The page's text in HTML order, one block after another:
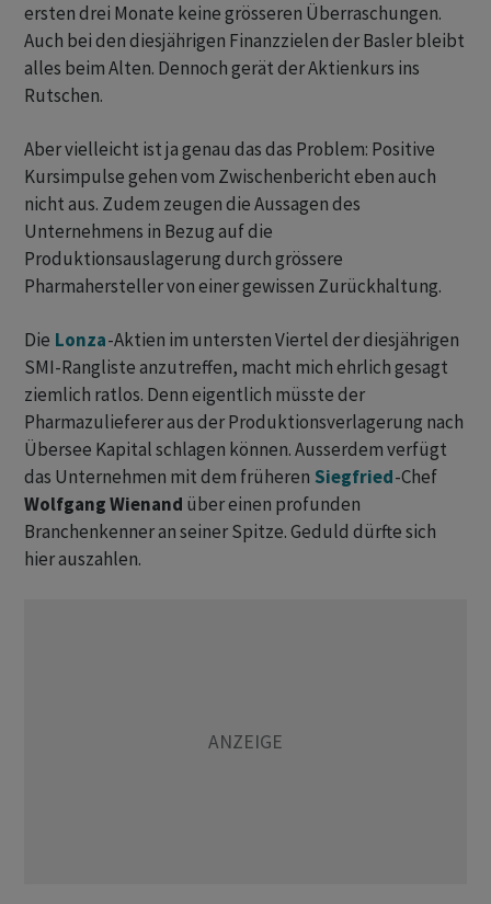
ersten drei Monate keine grösseren Überraschungen.
Auch bei den diesjährigen Finanzzielen der Basler bleibt
alles beim Alten. Dennoch gerät der Aktienkurs ins
Rutschen.
Aber vielleicht ist ja genau das das Problem: Positive
Kursimpulse gehen vom Zwischenbericht eben auch
nicht aus. Zudem zeugen die Aussagen des
Unternehmens in Bezug auf die
Produktionsauslagerung durch grössere
Pharmahersteller von einer gewissen Zurückhaltung.
Die Lonza-Aktien im untersten Viertel der diesjährigen
SMI-Rangliste anzutreffen, macht mich ehrlich gesagt
ziemlich ratlos. Denn eigentlich müsste der
Pharmazulieferer aus der Produktionsverlagerung nach
Übersee Kapital schlagen können. Ausserdem verfügt
das Unternehmen mit dem früheren Siegfried-Chef
Wolfgang Wienand über einen profunden
Branchenkenner an seiner Spitze. Geduld dürfte sich
hier auszahlen.